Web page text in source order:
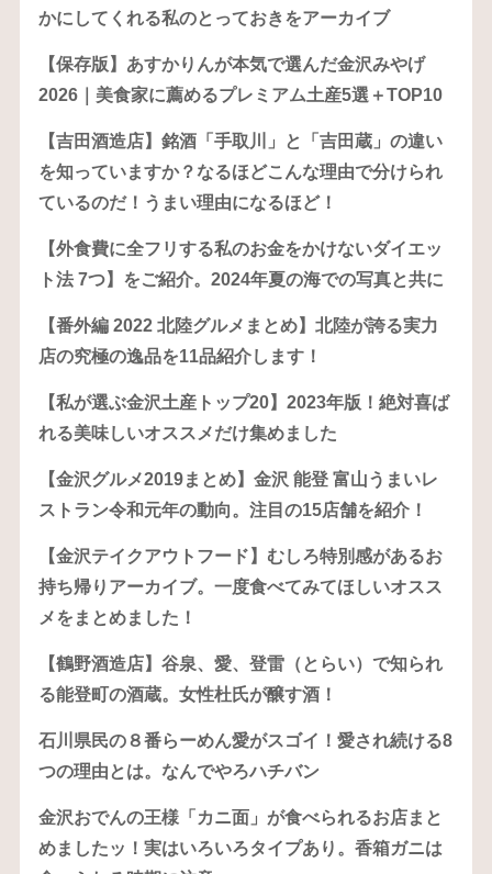
かにしてくれる私のとっておきをアーカイブ
【保存版】あすかりんが本気で選んだ金沢みやげ
2026｜美食家に薦めるプレミアム土産5選＋TOP10
【吉田酒造店】銘酒「手取川」と「吉田蔵」の違い
を知っていますか？なるほどこんな理由で分けられ
ているのだ！うまい理由になるほど！
【外食費に全フリする私のお金をかけないダイエッ
ト法 7つ】をご紹介。2024年夏の海での写真と共に
【番外編 2022 北陸グルメまとめ】北陸が誇る実力
店の究極の逸品を11品紹介します！
【私が選ぶ金沢土産トップ20】2023年版！絶対喜ば
れる美味しいオススメだけ集めました
【金沢グルメ2019まとめ】金沢 能登 富山うまいレ
ストラン令和元年の動向。注目の15店舗を紹介！
【金沢テイクアウトフード】むしろ特別感があるお
持ち帰りアーカイブ。一度食べてみてほしいオスス
メをまとめました！
【鶴野酒造店】谷泉、愛、登雷（とらい）で知られ
る能登町の酒蔵。女性杜氏が醸す酒！
石川県民の８番らーめん愛がスゴイ！愛され続ける8
つの理由とは。なんでやろハチバン
金沢おでんの王様「カニ面」が食べられるお店まと
めましたッ！実はいろいろタイプあり。香箱ガニは